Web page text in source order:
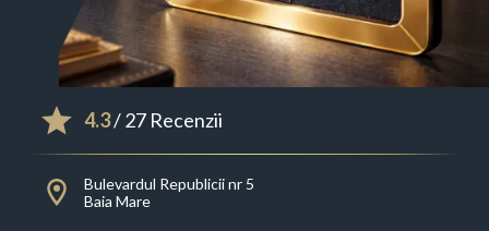
4.3/ 27 Recenzii
Bulevardul Republicii nr 5
Baia Mare